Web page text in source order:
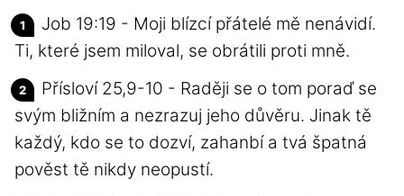
Job 19:19 - Moji blízcí přátelé mě nenávidí.
Ti, které jsem miloval, se obrátili proti mně.
Přísloví 25,9-10 - Raději se o tom poraď se
svým bližním a nezrazuj jeho důvěru. Jinak tě
každý, kdo se to dozví, zahanbí a tvá špatná
pověst tě nikdy neopustí.